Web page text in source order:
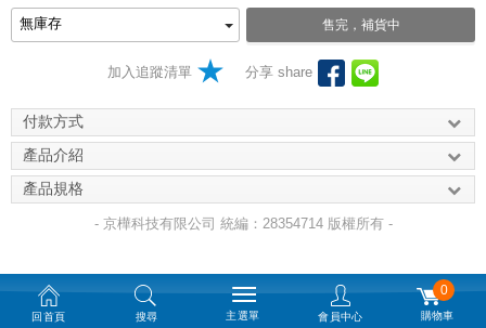
售完，補貨中
加入追蹤清單 分享 share
付款方式
產品介紹
產品規格
- 京樺科技有限公司 統編：28354714 版權所有 -
回首頁 搜尋 主選單 會員中心
0
購物車